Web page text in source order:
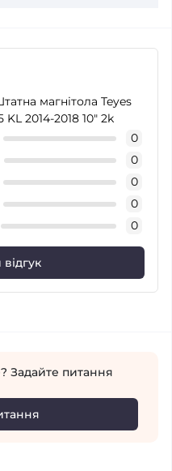
магнітола Teyes
2014-2018 10" 2k
0
0
0
0
0
Задайте питання